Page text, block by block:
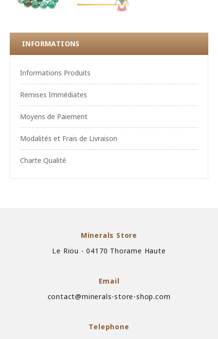
INFORMATIONS
Informations Produits
Remises Immédiates
Moyens de Paiement
Modalités et Frais de Livraison
Charte Qualité
Minerals Store
Le Riou - 04170 Thorame Haute
Email
contact@minerals-store-shop.com
Telephone